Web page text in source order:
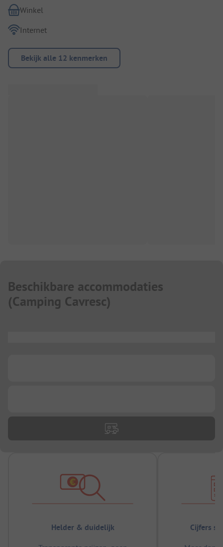
Winkel
Internet
Bekijk alle 12 kenmerken
Beschikbare accommodaties
(Camping Cavresc)
Helder & duidelijk Cijfers